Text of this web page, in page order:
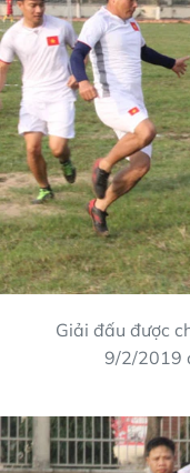
Giải đấu được
9/2/2019